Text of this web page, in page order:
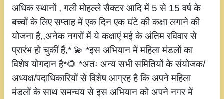
अधिक स्थानों , गली मोहल्ले सैक्टर आदि में 5 से 15 वर्ष के
बच्चों के लिए सप्ताह में एक दिन एक घंटे की कक्षा लगाने की
योजना है,,अनेक नगरों में ये कक्षाएं मई के अंतिम रविवार से
प्रारंभ हो चुकीं हैं,* 💫 *इस अभियान में महिला मंडलों का
विशेष योगदान है*🌻 *अतः अन्य सभी समितियों के संयोजक/
अध्यक्ष/पदाधिकारियों से विशेष आग्रह है कि अपने महिला
मंडलों के साथ समन्वय से इस अभियान को अपने नगर में